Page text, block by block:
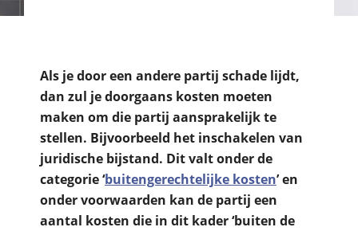
Als je door een andere partij schade lijdt,
dan zul je doorgaans kosten moeten
maken om die partij aansprakelijk te
stellen. Bijvoorbeeld het inschakelen van
juridische bijstand. Dit valt onder de
categorie ‘buitengerechtelijke kosten’ en
onder voorwaarden kan de partij een
aantal kosten die in dit kader ‘buiten de